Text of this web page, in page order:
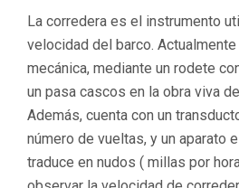
La corredera es el instrumento
velocidad del barco.
mecánica, mediante un rodete
un pasa cascos en la obra viva
Además, cuenta con un
número de vueltas, y un aparato
traduce en nudos ( millas por